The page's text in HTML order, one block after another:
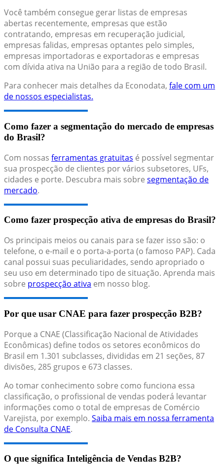
Você também consegue gerar listas de empresas
abertas recentemente, empresas que estão
contratando, empresas em recuperação judicial,
empresas falidas, empresas optantes pelo simples,
empresas importadoras e exportadoras e empresas
com dívida ativa na União para a região de todo Brasil.
Para conhecer mais detalhes da Econodata, fale com um
de nossos especialistas.
Como fazer a segmentação do mercado de empresas
do Brasil?
Com nossas ferramentas gratuitas é possível segmentar
sua prospecção de clientes por vários subsetores, UFs,
cidades e porte. Descubra mais sobre segmentação de
mercado.
Como fazer prospecção ativa de empresas do Brasil?
Os principais meios ou canais para se fazer isso são: o
telefone, o e-mail e o porta-a-porta (o famoso PAP). Cada
canal possui suas peculiaridades, sendo apropriado o
seu uso em determinado tipo de situação. Aprenda mais
sobre prospecção ativa em nosso blog.
Por que usar CNAE para fazer prospecção B2B?
Porque a CNAE (Classificação Nacional de Atividades
Econômicas) define todos os setores econômicos do
Brasil em 1.301 subclasses, divididas em 21 seções, 87
divisões, 285 grupos e 673 classes.
Ao tomar conhecimento sobre como funciona essa
classificação, o profissional de vendas poderá levantar
informações como o total de empresas de Comércio
Varejista, por exemplo. Saiba mais em nossa ferramenta
de Consulta CNAE.
O que significa Inteligência de Vendas B2B?